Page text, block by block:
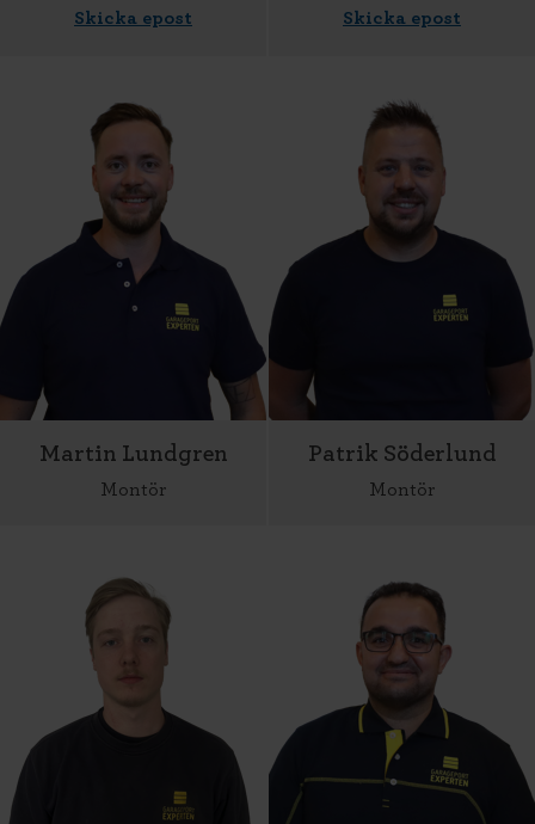
Skicka epost
Skicka epost
Martin Lundgren
Montör
Patrik Söderlund
Montör